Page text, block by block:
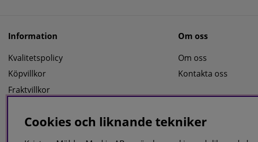
Information
Kvalitetspolicy
Köpvillkor
Fraktvillkor
Integritetspolicy
Cookies
Om oss
Om oss
Kontakta oss
Cookies och liknande tekniker